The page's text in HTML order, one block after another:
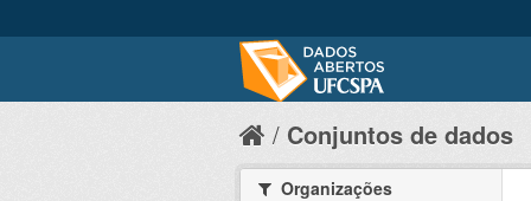
Conjuntos de dados
Organizações